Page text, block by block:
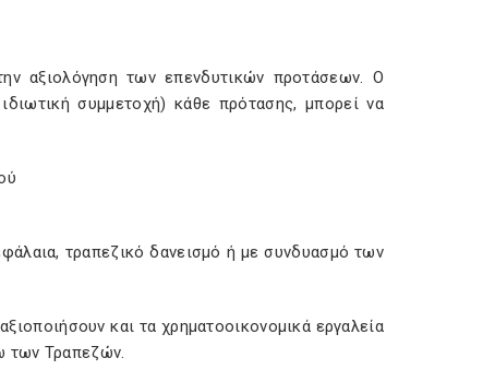
αξιολόγηση των επενδυτικών προτάσεων. Ο
συμμετοχή) κάθε πρότασης, μπορεί να
τραπεζικό δανεισμό ή με συνδυασμό των
και τα χρηματοοικονομικά εργαλεία
των Τραπεζών.